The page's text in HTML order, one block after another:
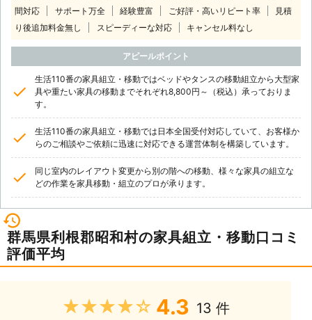
間対応
サポート万全 経験豊富 ご好評・高いリピート率
見積
り後追加料金無し
スピーディーな対応 キャンセル料なし
アピールポイント
生活110番の家具組立・移動ではベッドやタンスの移動組立から大型家
具や重たい家具の移動までそれぞれ8,800円～（税込）承っておりま
す。
生活110番の家具組立・移動では日本全国受付対応していて、お客様か
らのご相談やご依頼に迅速に対応できる運営体制を構築しています。
同じ室内のレイアウト変更から別の階への移動、様々な家具の組立な
どの作業を家具移動・組立のプロが承ります。
群馬県利根郡昭和村の家具組立・移動口コミ
評価平均
★★★★★ 4.3 13 件